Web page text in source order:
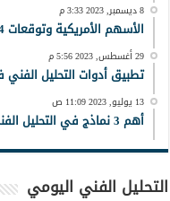
8 ديسمبر, 2023 3:33 م
الأسهم الأمريكية وتوقعات 2024 – استراتيجيات وفرص أهم 5 أسهم
29 أغسطس, 2023 5:56 م
تطبيق أدوات التحليل الفني
13 يوليو, 2023 11:09 ص
أهم 3 نماذج في التحليل الفني
التحليل الفني اليومي